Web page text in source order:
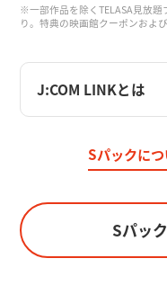
※一部作品を除くTELASA見放
り。特典の映画館クーポンおよ
J:COM LINKとは
Sパックに
Sパッ